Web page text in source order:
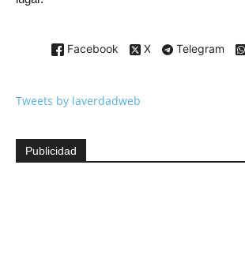
Facebook X Telegram
Tweets by laverdadweb
Publicidad